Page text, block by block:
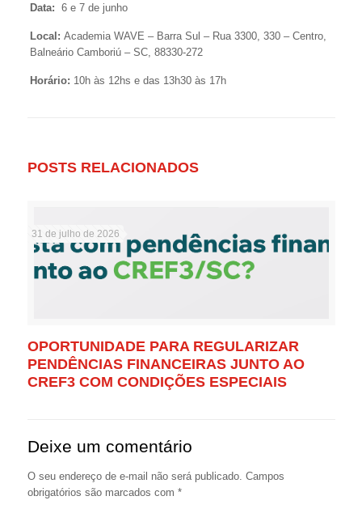
Data: 6 e 7 de junho
Local: Academia WAVE – Barra Sul – Rua 3300, 330 – Centro,
Balneário Camboriú – SC, 88330-272
Horário: 10h às 12hs e das 13h30 às 17h
POSTS RELACIONADOS
31 de julho de 2026
OPORTUNIDADE PARA REGULARIZAR
PENDÊNCIAS FINANCEIRAS JUNTO AO
CREF3 COM CONDIÇÕES ESPECIAIS
Deixe um comentário
O seu endereço de e-mail não será publicado. Campos
obrigatórios são marcados com *